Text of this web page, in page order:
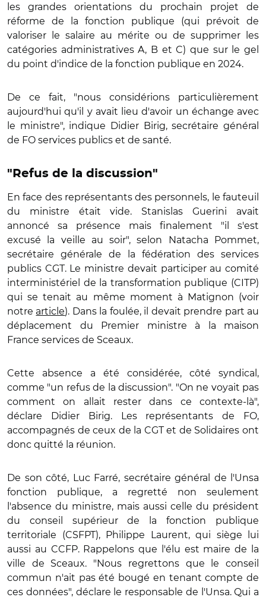
les grandes orientations du prochain projet de
réforme de la fonction publique (qui prévoit de
valoriser le salaire au mérite ou de supprimer les
catégories administratives A, B et C) que sur le gel
du point d'indice de la fonction publique en 2024.
De ce fait, "nous considérions particulièrement
aujourd'hui qu'il y avait lieu d'avoir un échange avec
le ministre", indique Didier Birig, secrétaire général
de FO services publics et de santé.
"Refus de la discussion"
En face des représentants des personnels, le fauteuil
du ministre était vide. Stanislas Guerini avait
annoncé sa présence mais finalement "il s'est
excusé la veille au soir", selon Natacha Pommet,
secrétaire générale de la fédération des services
publics CGT. Le ministre devait participer au comité
interministériel de la transformation publique (CITP)
qui se tenait au même moment à Matignon (voir
notre article). Dans la foulée, il devait prendre part au
déplacement du Premier ministre à la maison
France services de Sceaux.
Cette absence a été considérée, côté syndical,
comme "un refus de la discussion". "On ne voyait pas
comment on allait rester dans ce contexte-là",
déclare Didier Birig. Les représentants de FO,
accompagnés de ceux de la CGT et de Solidaires ont
donc quitté la réunion.
De son côté, Luc Farré, secrétaire général de l'Unsa
fonction publique, a regretté non seulement
l'absence du ministre, mais aussi celle du président
du conseil supérieur de la fonction publique
territoriale (CSFPT), Philippe Laurent, qui siège lui
aussi au CCFP. Rappelons que l'élu est maire de la
ville de Sceaux. "Nous regrettons que le conseil
commun n'ait pas été bougé en tenant compte de
ces données", déclare le responsable de l'Unsa. Qui a